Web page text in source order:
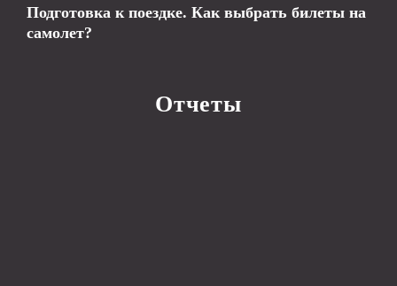
Подготовка к поездке. Как выбрать билеты на
самолет?
Отчеты